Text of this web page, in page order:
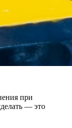
при
— это